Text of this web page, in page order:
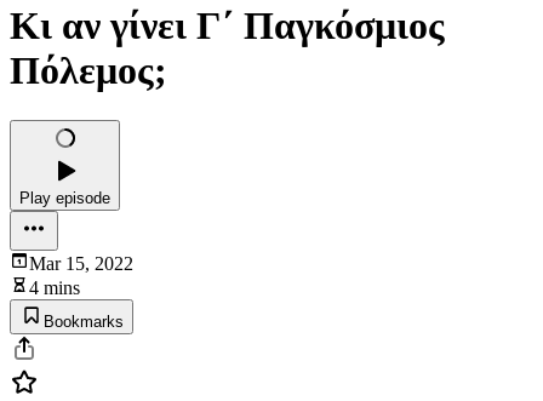
Κι αν γίνει Γ΄ Παγκόσμιος
Πόλεμος;
Play episode
Mar 15, 2022
4 mins
Bookmarks